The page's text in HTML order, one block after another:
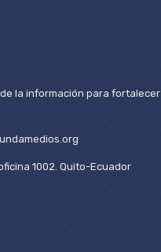
la información para fortalecer
1002. Quito-Ecuador